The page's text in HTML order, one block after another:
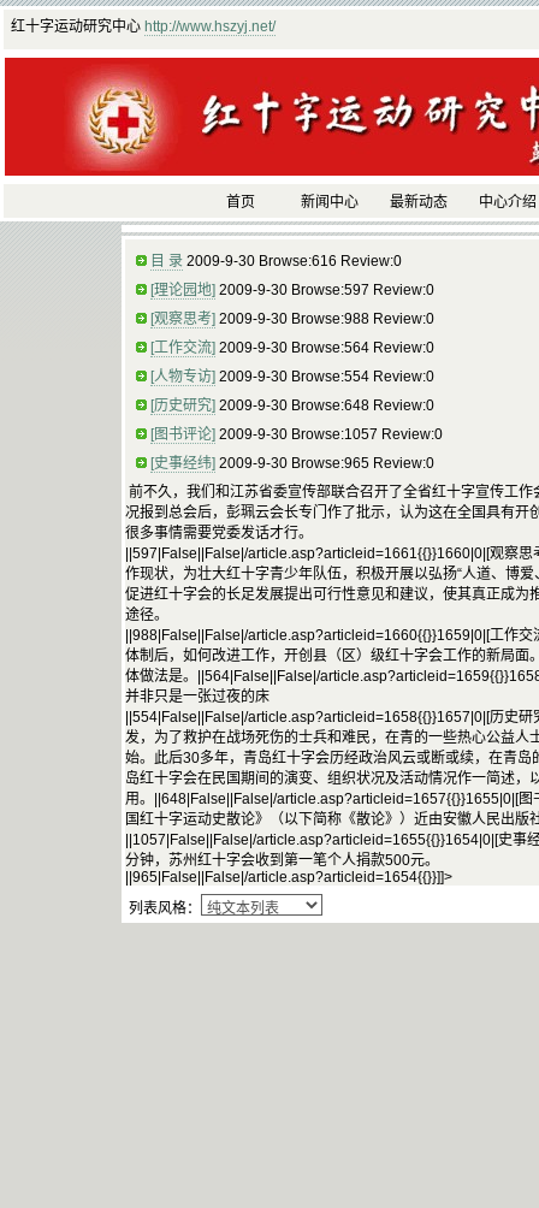
红十字运动研究中心 http://www.hszyj.net/
首页 新闻中心 最新动态 中心介绍
目 录 2009-9-30 Browse:616 Review:0
[理论园地] 2009-9-30 Browse:597 Review:0
[观察思考] 2009-9-30 Browse:988 Review:0
[工作交流] 2009-9-30 Browse:564 Review:0
[人物专访] 2009-9-30 Browse:554 Review:0
[历史研究] 2009-9-30 Browse:648 Review:0
[图书评论] 2009-9-30 Browse:1057 Review:0
[史事经纬] 2009-9-30 Browse:965 Review:0
前不久，我们和江苏省委宣传部联合召开了全省红十字宣传工
况报到总会后，彭珮云会长专门作了批示，认为这在全国具有开
很多事情需要党委发话才行。
||597|False||False|/article.asp?articleid=1661{{}}1660|0|[观察
作现状，为壮大红十字青少年队伍，积极开展以弘扬“人道、博
促进红十字会的长足发展提出可行性意见和建议，使其真正成为
途径。
||988|False||False|/article.asp?articleid=1660{{}}1659|0|[工作
体制后，如何改进工作，开创县（区）级红十字会工作的新局面
体做法是。||564|False||False|/
并非只是一张过夜的床
||554|False||False|/article.asp?articleid=1658{{}}1657|0|[历史
发，为了救护在战场死伤的士兵和难民，在青的一些热心公益人
始。此后30多年，青岛红十字会历经政治风云或断或续，在青
岛红十字会在民国期间的演变、组织状况及活动情况作一简述，
用。||648|False||False|/article.asp?articleid=1657{{}}1655|0|[
国红十字运动史散论》（以下简称《散论》）近由安徽人民出版
||1057|False||False|/article.asp?articleid=1655{{}}1654|0|[史事
分钟，苏州红十字会收到第一笔个人捐款500元。
||965|False||False|/article.asp?articleid=1654{{}}]]>
列表风格：